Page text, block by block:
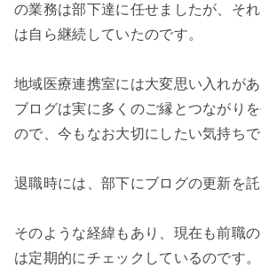
の業務は部下達に任せましたが、そ
は自ら継続していたのです。
地域医療連携室には大変思い入れが
ブログは実に多くのご縁とつながり
ので、今もなお大切にしたい気持ちで
退職時には、部下にブログの更新を託
そのような経緯もあり、現在も前職
は定期的にチェックしているのです。